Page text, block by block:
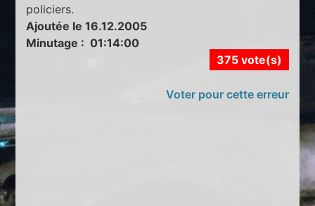
policiers.
Ajoutée le 16.12.2005
Minutage : 01:14:00
375 vote(s)
Voter pour cette erreur